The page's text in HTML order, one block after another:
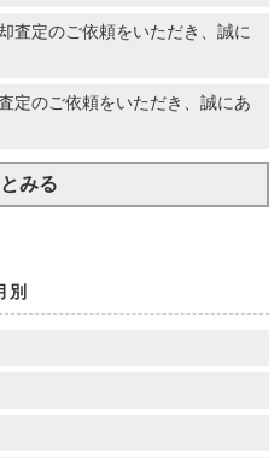
査定のご依頼をいただき、誠に
定のご依頼をいただき、誠にあ
みる
別